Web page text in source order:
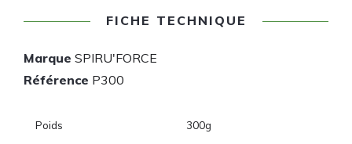
FICHE TECHNIQUE
Marque SPIRU'FORCE
Référence P300
Poids 300g